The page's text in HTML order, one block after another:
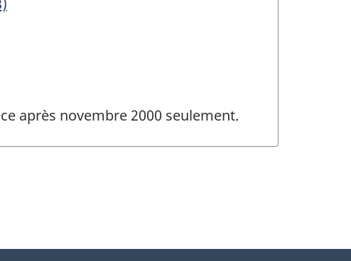
après novembre 2000 seulement.